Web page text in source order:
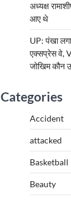
अध्यक्ष
आए थे
UP: पंखा
एक्सप्रेस वे,
जोखिम कौन
Categories
Accident
attacked
Basketball
Beauty